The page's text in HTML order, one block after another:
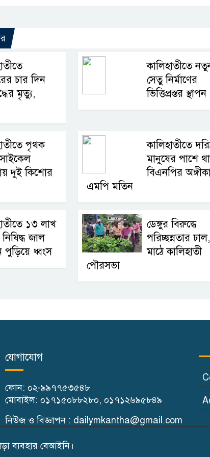
চার দিন
মৃত্যু,
কালিহাতীতে
সেতু নির্মাণের
ভিত্তিপ্রস্তর স্থাপন
পৃথক
দুই কিশোর
কালিহাতীতে
মানুষের পাশে
বিএনপির
এমপি মতিন
১৩ লাখ
জাল
ধ্বংস
ডেঙ্গুর বিরুদ্ধে
পরিচ্ছন্নতার ঢাল,
মাঠে কালিহাতী
পৌরসভা
যোগাযোগ
ফোন: ০২-৯৯৭৭৫৩৫৪৮
মোবাইল: ০১৭১৫০৮৮২৮০, ০১৭১২৬৯৫৮৪৯
নিউজ ও বিজ্ঞাপন : dailymkantha@gmail.com
ব্যবহার বেআইনি।